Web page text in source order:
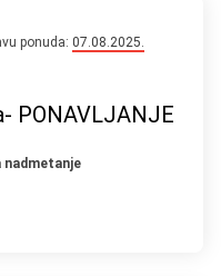
ponuda:07.08.2025.
PONAVLJANJE
nadmetanje